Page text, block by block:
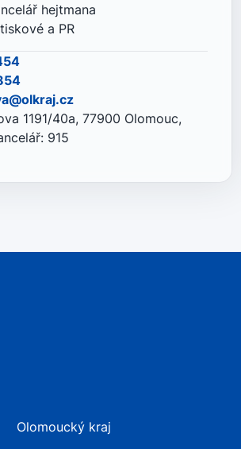
hejtmana
a PR
1191/40a, 77900 Olomouc,
915
Olomoucký kraj